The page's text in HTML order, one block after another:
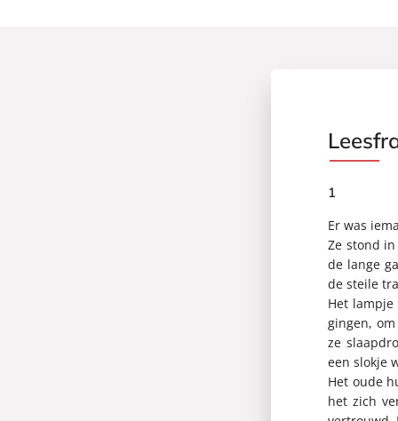
1
Er was
Ze stond
de lange
de steile
Het
gingen,
ze
een slokje
Het oude
het zich